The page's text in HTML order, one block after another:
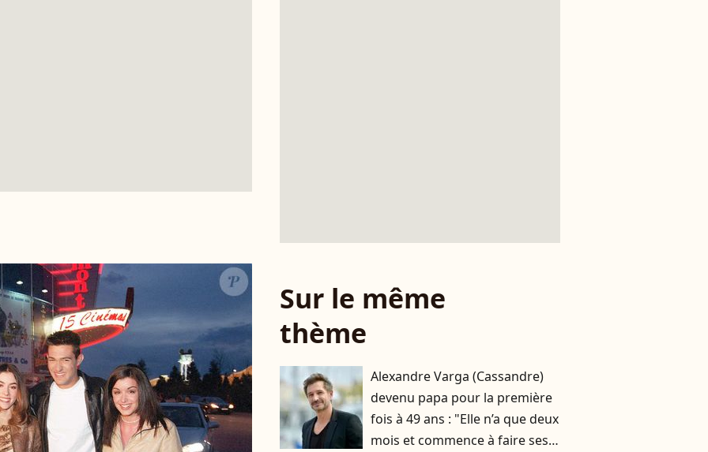
Sur le même
thème
Alexandre Varga (Cassandre)
devenu papa pour la première
fois à 49 ans : "Elle n’a que deux
mois et commence à faire ses